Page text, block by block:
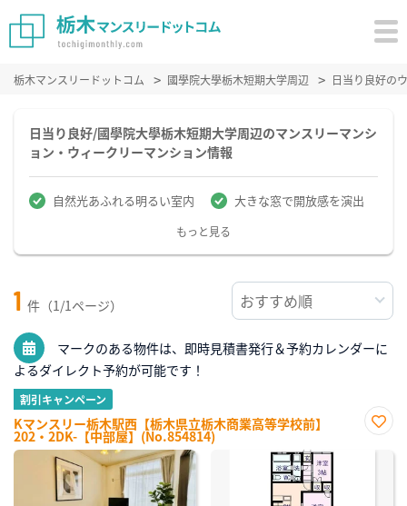
栃木マンスリードットコム 國學院大學栃木短期大学周辺 日当り良好の
日当り良好/國學院大學栃木短期大学周辺のマンスリーマンシ
ョン・ウィークリーマンション情報
自然光あふれる明るい室内 大きな窓で開放感を演出
もっと見る
1 件（1/1ページ）
マークのある物件は、即時見積書発行＆予約カレンダーに
よるダイレクト予約が可能です！
割引キャンペーン
Kマンスリー栃木駅西【栃木県立栃木商業高等学校前】
202・2DK-【中部屋】(No.854814)
に入